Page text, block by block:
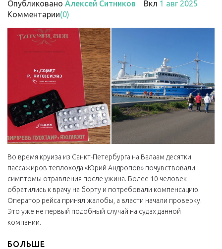
Опубликовано Алексей Ситников Вкл 1 авг 2025
Комментарии(0)
Во время круиза из Санкт-Петербурга на Валаам десятки
пассажиров теплохода «Юрий Андропов» почувствовали
симптомы отравления после ужина. Более 10 человек
обратились к врачу на борту и потребовали компенсацию.
Оператор рейса принял жалобы, а власти начали проверку.
Это уже не первый подобный случай на судах данной
компании.
БОЛЬШЕ